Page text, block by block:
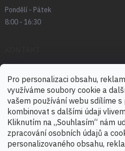
Pro personalizaci obsahu,
využíváme soubory cookie a
vašem používání webu sdílíme
kombinovat s dalšími údaji
Kliknutím na „Souhlasím“ nám
zpracování osobních údajů a
personalizovaného obsahu,
Pondělí - Pátek
8:00 - 16:30
+420 725 030 166
+420 724 888 488